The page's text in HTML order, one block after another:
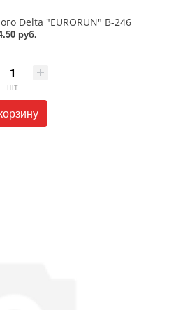
Delta "EURORUN" В-246
руб.
шт